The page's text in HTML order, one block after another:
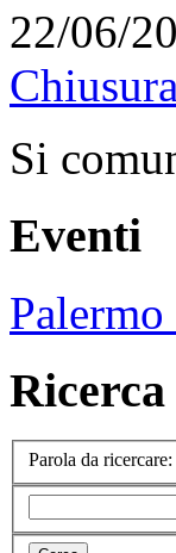
22/06/
Si
Eventi
Palermo
Ricerca
Parola da ricercare: